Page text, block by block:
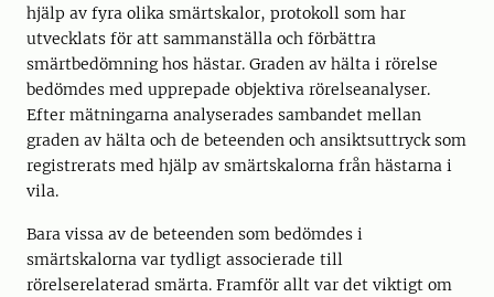
hjälp av fyra olika smärtskalor, protokoll som har
utvecklats för att sammanställa och förbättra
smärtbedömning hos hästar. Graden av hälta i rörelse
bedömdes med upprepade objektiva rörelseanalyser.
Efter mätningarna analyserades sambandet mellan
graden av hälta och de beteenden och ansiktsuttryck som
registrerats med hjälp av smärtskalorna från hästarna i
vila.
Bara vissa av de beteenden som bedömdes i
smärtskalorna var tydligt associerade till
rörelserelaterad smärta. Framför allt var det viktigt om